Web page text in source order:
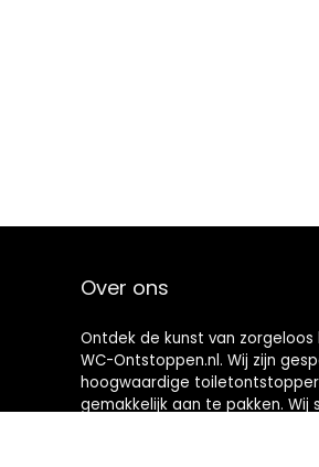
Over ons
Ontdek de kunst van
WC-Ontstoppen.nl. Wij zijn
hoogwaardige
gemakkelijk aan te pakken. Wij